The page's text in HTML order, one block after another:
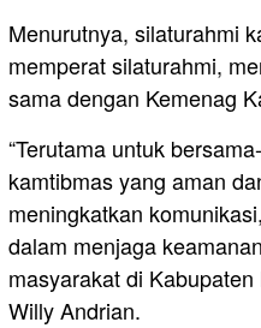
Menurutnya, silaturahmi
memperat silaturahmi,
sama dengan Kemenag
“Terutama untuk
kamtibmas yang aman
meningkatkan
dalam menjaga
masyarakat di
Willy Andrian.